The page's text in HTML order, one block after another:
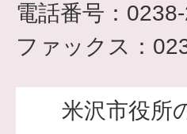
電話番号：
ファックス：
米沢市役所